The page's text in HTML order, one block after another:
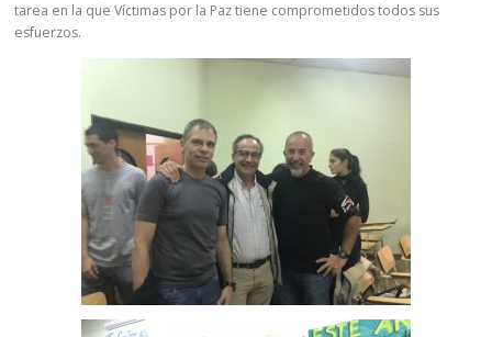
tarea en la que Víctimas por la Paz tiene comprometidos todos sus
esfuerzos.